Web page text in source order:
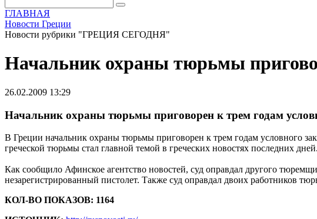
ГЛАВНАЯ
Новости Греции
Новости рубрики "ГРЕЦИЯ СЕГОДНЯ"
Начальник охраны тюрьмы
26.02.2009 13:29
Начальник охраны тюрьмы приговорен к трем годам
В Греции начальник охраны тюрьмы приговорен к трем годам условного
греческой тюрьмы стал главной темой в греческих новостях последних дней.
Как сообщило Афинское агентство новостей, суд оправдал другого
незарегистрированный пистолет. Также суд оправдал двоих работников
КОЛ-ВО ПОКАЗОВ: 1164